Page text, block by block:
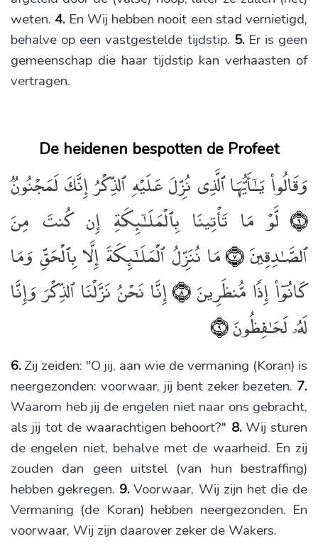
weten. 4. En Wij hebben nooit een stad vernietigd,
behalve op een vastgestelde tijdstip. 5. Er is geen
gemeenschap die haar tijdstip kan verhaasten of
vertragen.
De heidenen bespotten de Profeet
6.Zij zeiden: "O jij, aan wie de vermaning (Koran) is
neergezonden: voorwaar, jij bent zeker bezeten. 7.
Waarom heb jij de engelen niet naar ons gebracht,
als jij tot de waarachtigen behoort?" 8. Wij sturen
de engelen niet, behalve met de waarheid. En zij
zouden dan geen uitstel (van hun bestraffing)
hebben gekregen. 9. Voorwaar, Wij zijn het die de
Vermaning (de Koran) hebben neergezonden. En
voorwaar, Wij zijn daarover zeker de Wakers.
وَقَالُوا۟ يَـٰٓأَيُّهَا ٱلَّذِى نُزِّلَ عَلَيْهِ ٱلذِّكْرُ إِنَّكَ لَمَجْنُونٌۭ
﴿٦﴾
لَّوْ مَا تَأْتِينَا بِٱلْمَلَـٰٓئِكَةِ إِن كُنتَ مِنَ
ٱلصَّـٰدِقِينَ﴿٧﴾ مَا نُنَزِّلُ ٱلْمَلَـٰٓئِكَةَ إِلَّا بِٱلْحَقِّ وَمَا
كَانُوٓا۟ إِذًۭا مُّنظَرِينَ﴿٨﴾ إِنَّا نَحْنُ نَزَّلْنَا ٱلذِّكْرَ وَإِنَّا
لَهُۥ لَحَـٰفِظُونَ﴿٩﴾